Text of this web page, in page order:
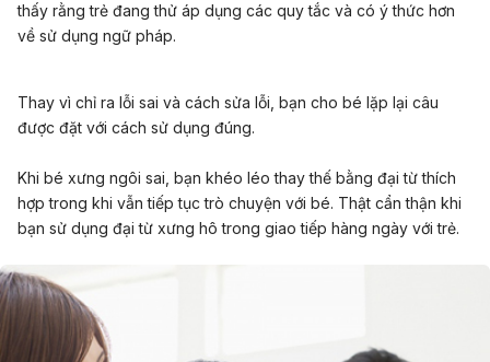
thấy rằng trẻ đang thử áp dụng các quy tắc và có ý thức hơn
về sử dụng ngữ pháp.
Thay vì chỉ ra lỗi sai và cách sửa lỗi, bạn cho bé lặp lại câu
được đặt với cách sử dụng đúng.
Khi bé xưng ngôi sai, bạn khéo léo thay thế bằng đại từ thích
hợp trong khi vẫn tiếp tục trò chuyện với bé. Thật cẩn thận khi
bạn sử dụng đại từ xưng hô trong giao tiếp hàng ngày với trẻ.